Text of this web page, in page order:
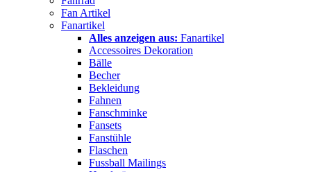
Fan Artikel
Fanartikel
Alles anzeigen aus: Fanartikel
Accessoires Dekoration
Bälle
Becher
Bekleidung
Fahnen
Fanschminke
Fansets
Fanstühle
Flaschen
Fussball Mailings